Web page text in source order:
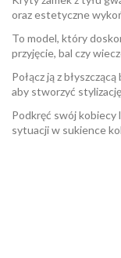
oraz estetyczne
To model, który
przyjęcie, bal czy
Połącz ją z
aby stworzyć
Podkręć swój kobiecy
sytuacji w sukience